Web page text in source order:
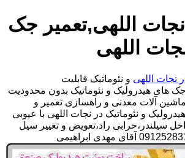
اللهی,تعمیر جک
اللهی
نجات اللهی و نئوماتیک قابلیت
های هیدرولیک و نئوماتیک بدون محدودیت
آلات معدنی و راهسازی تعمیر و
و نئوماتیک در نجات اللهی با عیوبی
سیلندر،خرابی راد،تعویض و تغییر سیل